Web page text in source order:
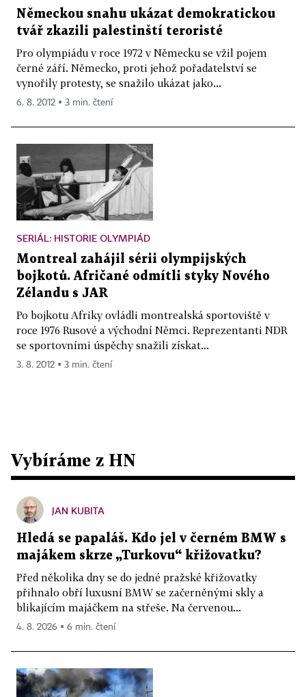
Německou snahu ukázat demokratickou
tvář zkazili palestinští teroristé
Pro olympiádu v roce 1972 v Německu se vžil pojem
černé září. Německo, proti jehož pořadatelství se
vynořily protesty, se snažilo ukázat jako...
6. 8. 2012 ▪ 3 min. čtení
SERIÁL: HISTORIE OLYMPIÁD
Montreal zahájil sérii olympijských
bojkotů. Afričané odmítli styky Nového
Zélandu s JAR
Po bojkotu Afriky ovládli montrealská sportoviště v
roce 1976 Rusové a východní Němci. Reprezentanti NDR
se sportovními úspěchy snažili získat...
3. 8. 2012 ▪ 3 min. čtení
Vybíráme z HN
JAN KUBITA
Hledá se papaláš. Kdo jel v černém BMW s
majákem skrze „Turkovu“ křižovatku?
Před několika dny se do jedné pražské křižovatky
přihnalo obří luxusní BMW se začerněnými skly a
blikajícím majáčkem na střeše. Na červenou...
4. 8. 2026 ▪ 6 min. čtení